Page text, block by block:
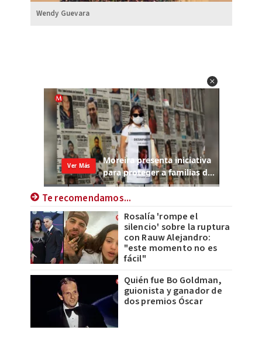
Wendy Guevara
Te recomendamos...
Rosalía 'rompe el
silencio' sobre la ruptura
con Rauw Alejandro:
"este momento no es
fácil"
Quién fue Bo Goldman,
guionista y ganador de
dos premios Óscar